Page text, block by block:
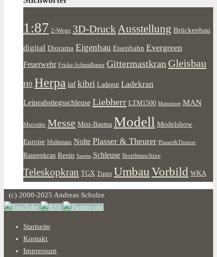
1:87 2-Wege 3D-DruckAusstellung Brückenbau
digital Diorama Eigenbau Eisenbahn Evergreen
Feuerwehr Fricke-Schmidbauer Gittermastkran Gleisbau
H0 Herpa iaf kibri Ladegut Ladekran
Leineabstiegsschleuse Liebherr LTM1500 Mammoet MAN
Mercedes Messe Mini-Bauma Modell Modelshow
Europe Multimaus Nolte Plasser & Theurer Plasser&Theurer
Raupenkran Resin Sarens Schleuse Stopfmaschine
Teleskopkran TGX Tipps Umbau Vorbild WKA
(c) 2000-2025 Andreas Schulze
Startseite
Kontakt
Impressum